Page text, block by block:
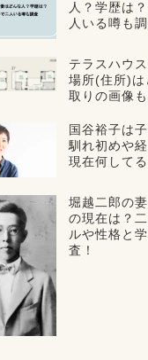
人？学歴は
人いる噂も
テラスハウ
場所(住所)は
取りの画像も
国谷裕子は
馴れ初めや
現在何してる
堀越二郎の
の現在は？
ルや性格と
査！